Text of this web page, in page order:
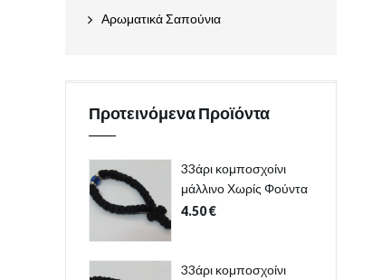
Αρωματικά Σαπούνια
Προτεινόμενα Προϊόντα
33άρι κομποσχοίνι
μάλλινο Χωρίς Φούντα
4.50€
33άρι κομποσχοίνι